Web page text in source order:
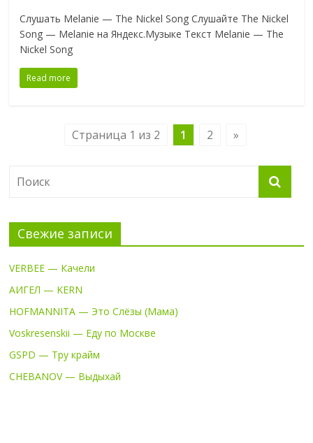
Слушать Melanie — The Nickel Song Слушайте The Nickel
Song — Melanie на Яндекс.Музыке Текст Melanie — The
Nickel Song
Read more
Страница 1 из 2 1 2 »
Свежие записи
VERBEE — Качели
АИГЕЛ — KERN
HOFMANNITA — Это Слёзы (Мама)
Voskresenskii — Еду по Москве
GSPD — Тру крайм
CHEBANOV — Выдыхай